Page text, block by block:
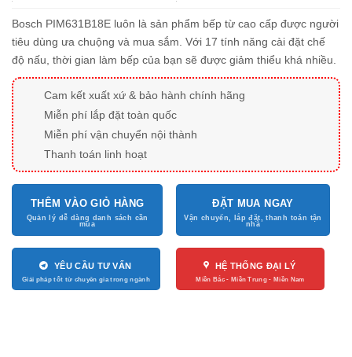
Bosch PIM631B18E luôn là sản phẩm bếp từ cao cấp được người
tiêu dùng ưa chuộng và mua sắm. Với 17 tính năng cài đặt chế
độ nấu, thời gian làm bếp của bạn sẽ được giảm thiểu khá nhiều.
Cam kết xuất xứ & bảo hành chính hãng
Miễn phí lắp đặt toàn quốc
Miễn phí vận chuyển nội thành
Thanh toán linh hoạt
THÊM VÀO GIỎ HÀNG ĐẶT MUA NGAY
YÊU CẦU TƯ VẤN HỆ THỐNG ĐẠI LÝ